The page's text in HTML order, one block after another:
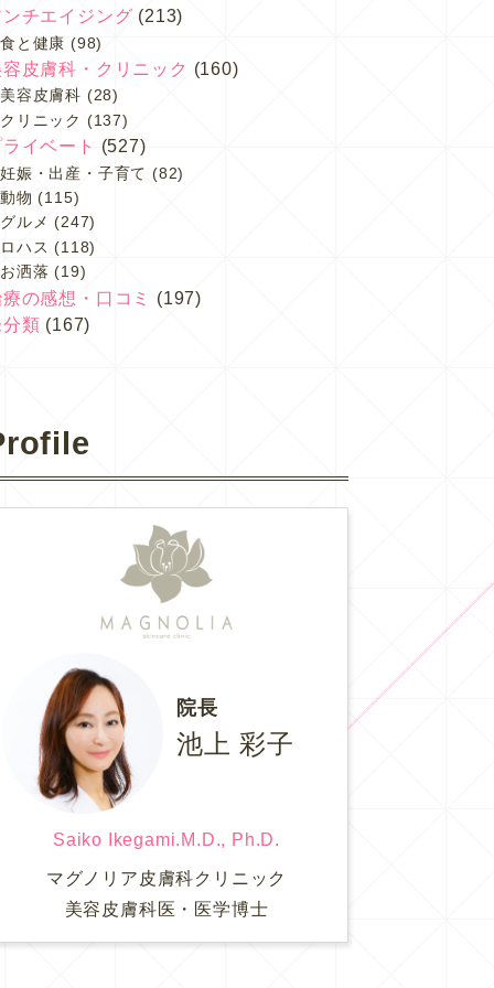
チエイジング (213)
食と健康 (98)
皮膚科・クリニック (160)
美容皮膚科 (28)
クリニック (137)
イベート (527)
妊娠・出産・子育て (82)
動物 (115)
グルメ (247)
ロハス (118)
お洒落 (19)
の感想・口コミ
(197)
類 (167)
院長
池上 彩子
Saiko Ikegami.M.D., Ph.D.
マグノリア皮膚科クリニック
美容皮膚科医・医学博士